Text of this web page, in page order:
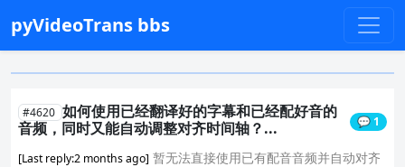
pyVideoTrans bbs
#4620 如何使用已经翻译好的字幕和已经配好音的
音频，同时又能自动调整对齐时间轴？...
💬 1
[Last reply:2 months ago] 暂无法直接使用已有配音音频并自动对齐